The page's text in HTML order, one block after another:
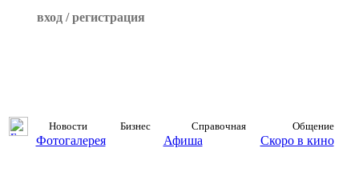
вход / регистрация
Новости Бизнес Справочная Общение
Фотогалерея Афиша Скоро в кино